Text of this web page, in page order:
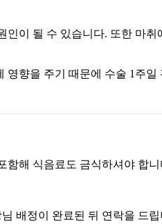
이 될 수 있습니다. 또한 마
향을 주기 때문에 수술 1주
함해 식음료도 금식하셔야 합니
배정이 완료된 뒤 연락을 드